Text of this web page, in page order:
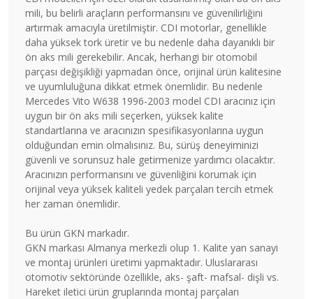
mili, bu belirli araçların performansını ve güvenilirliğini
artırmak amacıyla üretilmiştir. CDI motorlar, genellikle
daha yüksek tork üretir ve bu nedenle daha dayanıklı bir
ön aks mili gerekebilir. Ancak, herhangi bir otomobil
parçası değişikliği yapmadan önce, orijinal ürün kalitesine
ve uyumluluğuna dikkat etmek önemlidir. Bu nedenle
Mercedes Vito W638 1996-2003 model CDI aracınız için
uygun bir ön aks mili seçerken, yüksek kalite
standartlarına ve aracınızın spesifikasyonlarına uygun
olduğundan emin olmalısınız. Bu, sürüş deneyiminizi
güvenli ve sorunsuz hale getirmenize yardımcı olacaktır.
Aracınızın performansını ve güvenliğini korumak için
orijinal veya yüksek kaliteli yedek parçaları tercih etmek
her zaman önemlidir.
Bu ürün GKN markadır.
GKN markası Almanya merkezli olup 1. Kalite yan sanayi
ve montaj ürünleri üretimi yapmaktadır. Uluslararası
otomotiv sektöründe özellikle, aks- şaft- mafsal- dişli vs.
Hareket iletici ürün gruplarında montaj parçaları